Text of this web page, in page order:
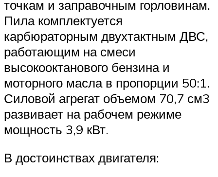
точкам и заправочным горловинам.
Пила комплектуется
карбюраторным двухтактным ДВС,
работающим на смеси
высокооктанового бензина и
моторного масла в пропорции 50:1.
Силовой агрегат объемом 70,7 см3
развивает на рабочем режиме
мощность 3,9 кВт.
В достоинствах двигателя: